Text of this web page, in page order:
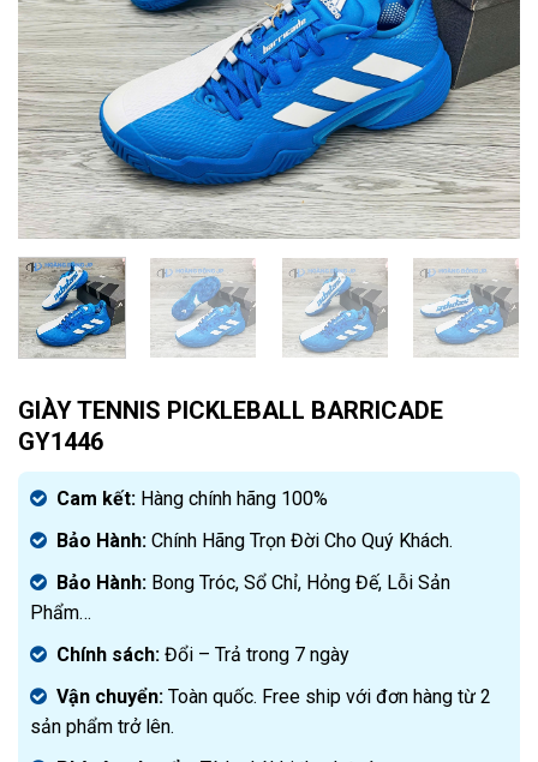
GIÀY TENNIS PICKLEBALL BARRICADE
GY1446
Cam kết: Hàng chính hãng 100%
Bảo Hành: Chính Hãng Trọn Đời Cho Quý Khách.
Bảo Hành: Bong Tróc, Sổ Chỉ, Hỏng Đế, Lỗi Sản
Phẩm…
Chính sách: Đổi – Trả trong 7 ngày
Vận chuyển: Toàn quốc. Free ship với đơn hàng từ 2
sản phẩm trở lên.